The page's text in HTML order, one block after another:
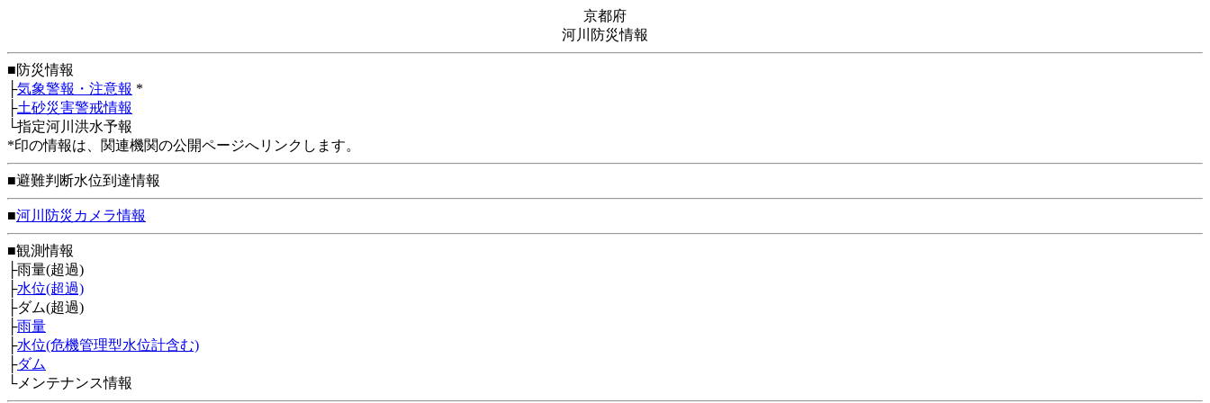
京都府
河川防災情報
■防災情報
├気象警報・注意報 *
├土砂災害警戒情報
└指定河川洪水予報
*印の情報は、関連機関の公開ページへリンクします。
■避難判断水位到達情報
■河川防災カメラ情報
■観測情報
├雨量(超過)
├水位(超過)
├ダム(超過)
├雨量
├水位(危機管理型水位計含む)
├ダム
└メンテナンス情報